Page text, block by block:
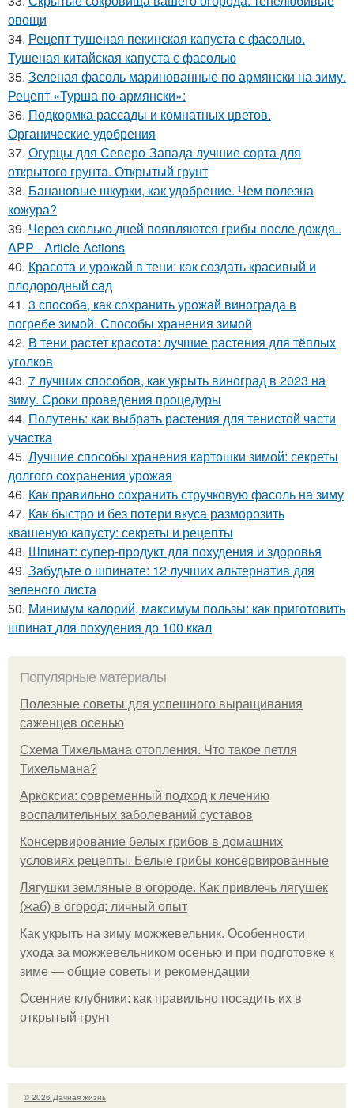
овощи
34. Рецепт тушеная пекинская капуста с фасолью.
Тушеная китайская капуста с фасолью
35. Зеленая фасоль маринованные по армянски на зиму.
Рецепт «Турша по-армянски»:
36. Подкормка рассады и комнатных цветов.
Органические удобрения
37. Огурцы для Северо-Запада лучшие сорта для
открытого грунта. Открытый грунт
38. Банановые шкурки, как удобрение. Чем полезна
кожура?
39. Через сколько дней появляются грибы после дождя..
APP - Article Actions
40. Красота и урожай в тени: как создать красивый и
плодородный сад
41. 3 способа, как сохранить урожай винограда в
погребе зимой. Способы хранения зимой
42. В тени растет красота: лучшие растения для тёплых
уголков
43. 7 лучших способов, как укрыть виноград в 2023 на
зиму. Сроки проведения процедуры
44. Полутень: как выбрать растения для тенистой части
участка
45. Лучшие способы хранения картошки зимой: секреты
долгого сохранения урожая
46. Как правильно сохранить стручковую фасоль на зиму
47. Как быстро и без потери вкуса разморозить
квашеную капусту: секреты и рецепты
48. Шпинат: супер-продукт для похудения и здоровья
49. Забудьте о шпинате: 12 лучших альтернатив для
зеленого листа
50. Минимум калорий, максимум пользы: как приготовить
шпинат для похудения до 100 ккал
Популярные материалы
Полезные советы для успешного выращивания
саженцев осенью
Схема Тихельмана отопления. Что такое петля
Тихельмана?
Аркоксиа: современный подход к лечению
воспалительных заболеваний суставов
Консервирование белых грибов в домашних
условиях рецепты. Белые грибы консервированные
Лягушки земляные в огороде. Как привлечь лягушек
(жаб) в огород: личный опыт
Как укрыть на зиму можжевельник. Особенности
ухода за можжевельником осенью и при подготовке к
зиме — общие советы и рекомендации
Осенние клубники: как правильно посадить их в
открытый грунт
© 2026 Дачная жизнь